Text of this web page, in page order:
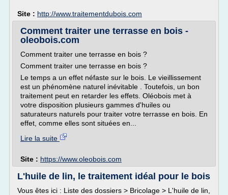
Site : http://www.traitementdubois.com
Comment traiter une terrasse en bois -
oleobois.com
Comment traiter une terrasse en bois ?
Comment traiter une terrasse en bois ?
Le temps a un effet néfaste sur le bois. Le vieillissement
est un phénomène naturel inévitable . Toutefois, un bon
traitement peut en retarder les effets. Oléobois met à
votre disposition plusieurs gammes d'huiles ou
saturateurs naturels pour traiter votre terrasse en bois. En
effet, comme elles sont situées en...
Lire la suite
Site : https://www.oleobois.com
L'huile de lin, le traitement idéal pour le bois
Vous êtes ici : Liste des dossiers > Bricolage > L'huile de lin,